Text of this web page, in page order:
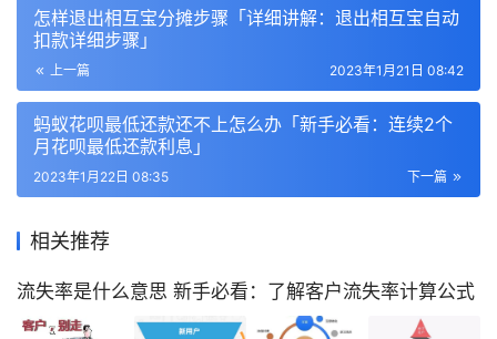
怎样退出相互宝分摊步骤「详细讲解：退出相互宝自动
扣款详细步骤」
上一篇 2023年1月21日 08:42
蚂蚁花呗最低还款还不上怎么办「新手必看：连续2个
月花呗最低还款利息」
下一篇
2023年1月22日 08:35
相关推荐
流失率是什么意思 新手必看：了解客户流失率计算公式